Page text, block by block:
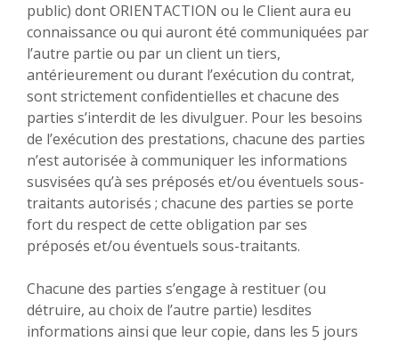
public) dont ORIENTACTION ou le Client aura eu
connaissance ou qui auront été communiquées par
l’autre partie ou par un client un tiers,
antérieurement ou durant l’exécution du contrat,
sont strictement confidentielles et chacune des
parties s’interdit de les divulguer. Pour les besoins
de l’exécution des prestations, chacune des parties
n’est autorisée à communiquer les informations
susvisées qu’à ses préposés et/ou éventuels sous-
traitants autorisés ; chacune des parties se porte
fort du respect de cette obligation par ses
préposés et/ou éventuels sous-traitants.
Chacune des parties s’engage à restituer (ou
détruire, au choix de l’autre partie) lesdites
informations ainsi que leur copie, dans les 5 jours